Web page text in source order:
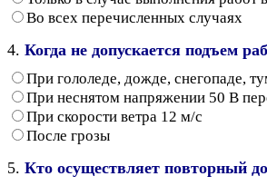
Во всех перечисленных случаях
4. Когда не допускается подъем
При гололеде, дожде, снегопаде,
При неснятом напряжении 50 В
При скорости ветра 12 м/с
После грозы
5. Кто осуществляет повторный